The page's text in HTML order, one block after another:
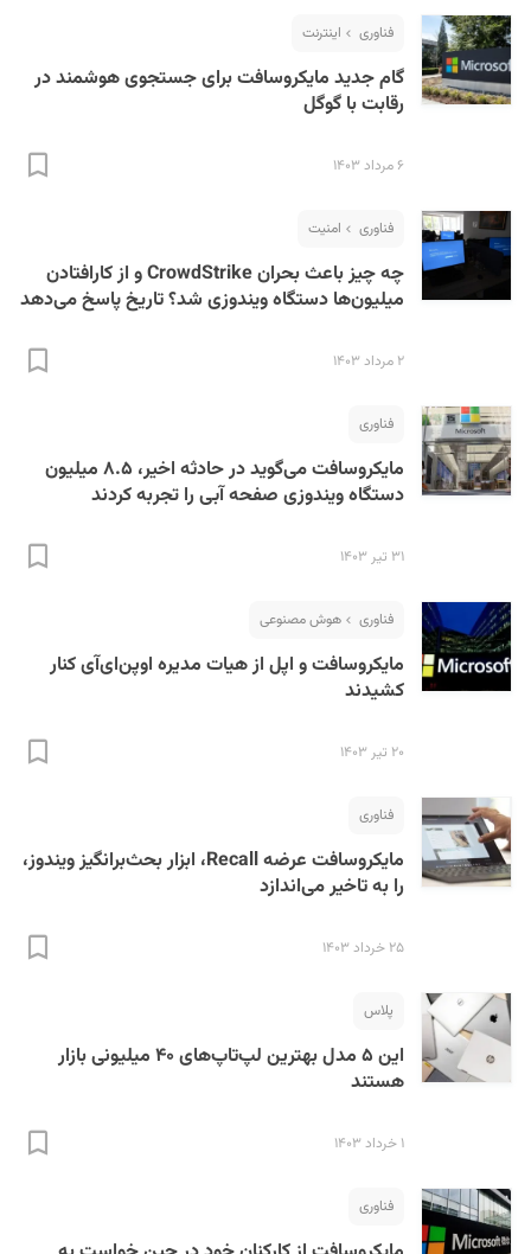
فناوری اینترنت
گام جدید مایکروسافت برای جستجوی هوشمند در
رقابت با گوگل
۶ مرداد ۱۴۰۳
فناوری امنیت
چه چیز باعث بحران CrowdStrike و از کارافتادن
میلیون‌ها دستگاه ویندوزی شد؟ تاریخ پاسخ می‌دهد
۲ مرداد ۱۴۰۳
فناوری
مایکروسافت می‌گوید در حادثه اخیر، ۸.۵ میلیون
دستگاه ویندوزی صفحه آبی را تجربه کردند
۳۱ تیر ۱۴۰۳
فناوری هوش مصنوعی
مایکروسافت و اپل از هیات مدیره اوپن‌ای‌آی کنار
کشیدند
۲۰ تیر ۱۴۰۳
فناوری
مایکروسافت عرضه Recall، ابزار بحث‌برانگیز ویندوز،
را به تاخیر می‌اندازد
۲۵ خرداد ۱۴۰۳
پلاس
این ۵ مدل بهترین لپ‌تاپ‌های ۴۰ میلیونی بازار
هستند
۱ خرداد ۱۴۰۳
فناوری